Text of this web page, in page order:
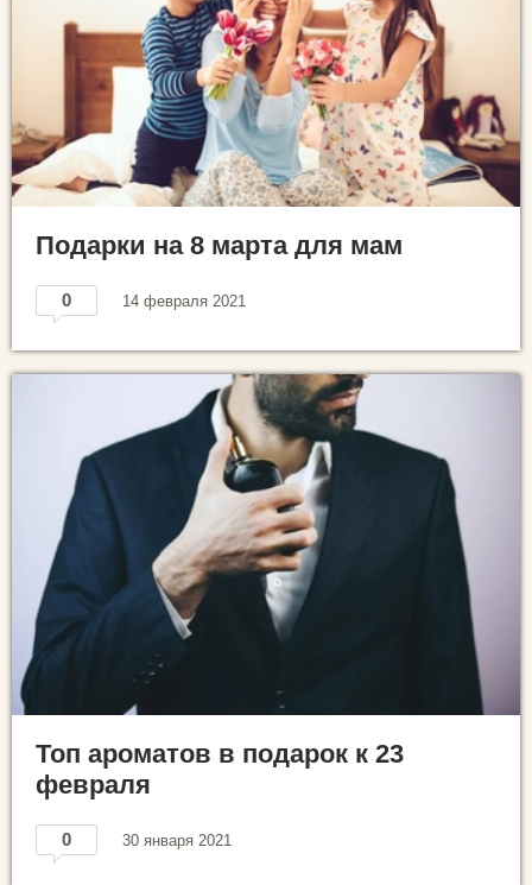
Подарки на 8 марта для мам
0 14 февраля 2021
Топ ароматов в подарок к 23
февраля
0 30 января 2021